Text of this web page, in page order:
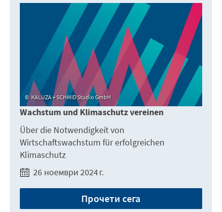
KALUZA + SCHMID Studio GmbH
Wachstum und Klimaschutz vereinen
Über die Notwendigkeit von
Wirtschaftswachstum für erfolgreichen
Klimaschutz
26 ноември 2024 г.
Прочети сега